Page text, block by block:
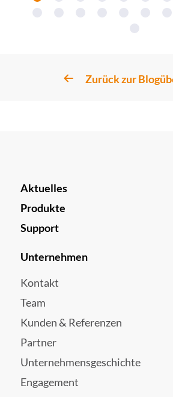
Zurück zur
Aktuelles
Produkte
Support
Unternehmen
Kontakt
Team
Kunden & Referenzen
Partner
Unternehmensgeschichte
Engagement